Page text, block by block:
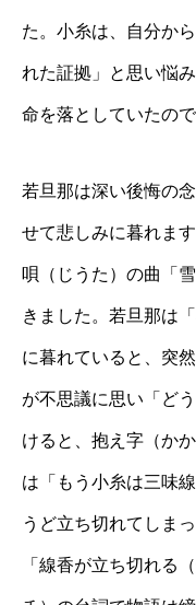
た。小糸は、自分か
れた証拠」と思い悩
命を落としていたので
若旦那は深い後悔の
せて悲しみに暮れま
唄（じうた）の曲「
きました。若旦那は
に暮れていると、突
が不思議に思い「ど
けると、抱え字（か
は「もう小糸は三味
うど立ち切れてしま
「線香が立ち切れる